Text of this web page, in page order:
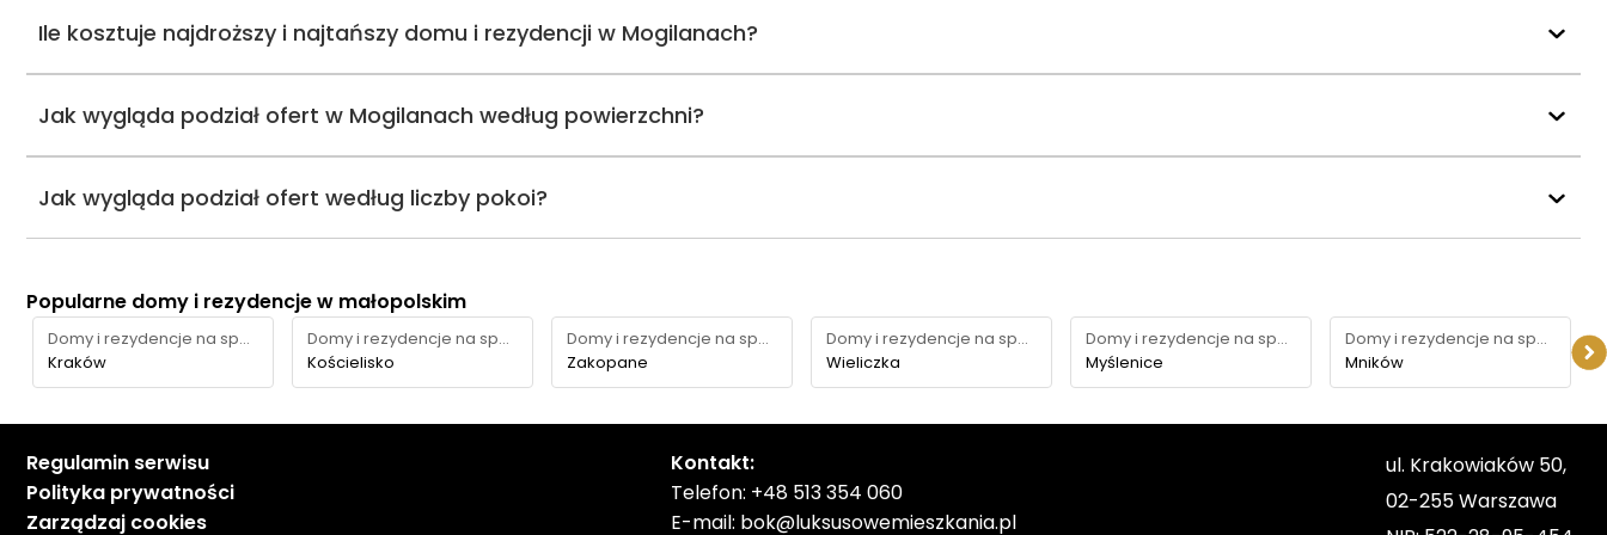
Ile kosztuje najdroższy i najtańszy domu i rezydencji w Mogilanach?
Jak wygląda podział ofert w Mogilanach według powierzchni?
Jak wygląda podział ofert według liczby pokoi?
Popularne domy i rezydencje w małopolskim
Domy i rezydencje na sprzedaż
Kraków
Domy i rezydencje na sprzedaż
Kościelisko
Domy i rezydencje na sprzedaż
Zakopane
Domy i rezydencje na sprzedaż
Wieliczka
Domy i rezydencje na sprzedaż
Myślenice
Domy i rezydencje na sprzedaż
Mników
Regulamin serwisu
Polityka prywatności
Zarządzaj cookies
Kontakt:
Telefon: +48 513 354 060
E-mail: bok@luksusowemieszkania.pl
ul. Krakowiaków 50,
02-255 Warszawa